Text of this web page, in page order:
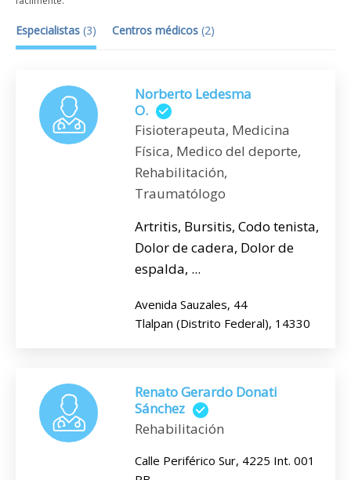
Especialistas (3) Centros médicos (2)
Norberto Ledesma
O.
Fisioterapeuta, Medicina
Física, Medico del deporte,
Rehabilitación,
Traumatólogo
Artritis, Bursitis, Codo tenista,
Dolor de cadera, Dolor de
espalda, ...
Avenida Sauzales, 44
Tlalpan (Distrito Federal), 14330
Renato Gerardo Donati
Sánchez
Rehabilitación
Calle Periférico Sur, 4225 Int. 001